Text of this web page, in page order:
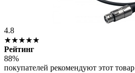
4.8
★★★★★
Рейтинг
88%
покупателей рекомендуют этот товар